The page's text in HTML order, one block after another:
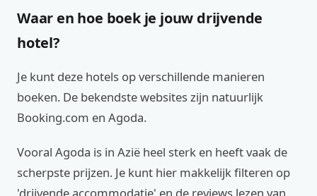
Waar en hoe boek je jouw drijvende
hotel?
Je kunt deze hotels op verschillende manieren
boeken. De bekendste websites zijn natuurlijk
Booking.com en Agoda.
Vooral Agoda is in Azië heel sterk en heeft vaak de
scherpste prijzen. Je kunt hier makkelijk filteren op